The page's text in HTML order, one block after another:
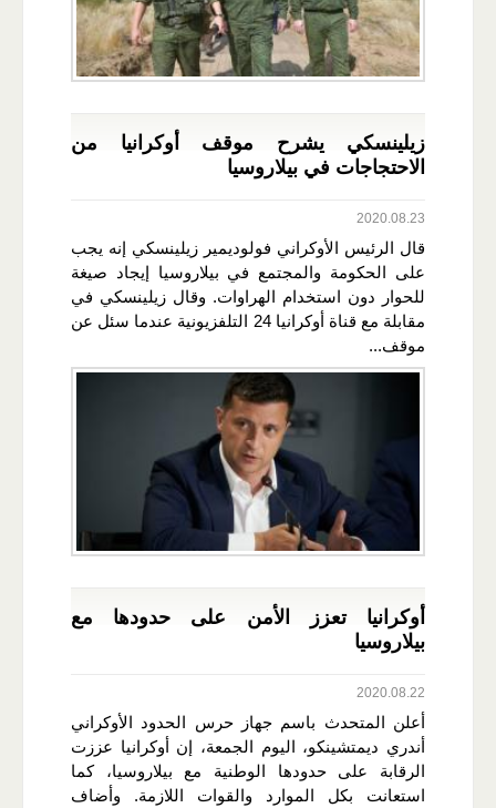
زيلينسكي يشرح موقف أوكرانيا من
الاحتجاجات في بيلاروسيا
2020.08.23
قال الرئيس الأوكراني فولوديمير زيلينسكي إنه يجب
على الحكومة والمجتمع في بيلاروسيا إيجاد صيغة
للحوار دون استخدام الهراوات. وقال زيلينسكي في
مقابلة مع قناة أوكرانيا 24 التلفزيونية عندما سئل عن
موقف...
أوكرانيا تعزز الأمن على حدودها مع
بيلاروسيا
2020.08.22
أعلن المتحدث باسم جهاز حرس الحدود الأوكراني
أندري ديمتشينكو، اليوم الجمعة، إن أوكرانيا عززت
الرقابة على حدودها الوطنية مع بيلاروسيا، كما
استعانت بكل الموارد والقوات اللازمة. وأضاف